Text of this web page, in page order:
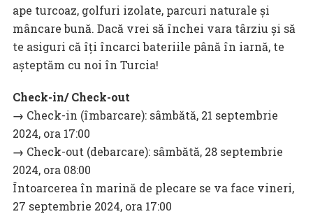
ape turcoaz, golfuri izolate, parcuri naturale și
mâncare bună. Dacă vrei să închei vara târziu și să
te asiguri că îți încarci bateriile până în iarnă, te
așteptăm cu noi în Turcia!
Check-in/ Check-out
→ Check-in (îmbarcare): sâmbătă, 21 septembrie
2024, ora 17:00
→ Check-out (debarcare): sâmbătă, 28 septembrie
2024, ora 08:00
Întoarcerea în marină de plecare se va face vineri,
27 septembrie 2024, ora 17:00